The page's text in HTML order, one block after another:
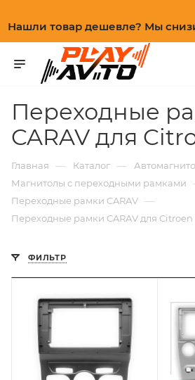
Нашли товар дешевле? Мы
Переходные
CARAV для
Главная — Каталог —
Магнитолы с переходными рамками
Переходные рамки CARAV —
Переходные рамки CARAV для Citroen
ФИЛЬТР